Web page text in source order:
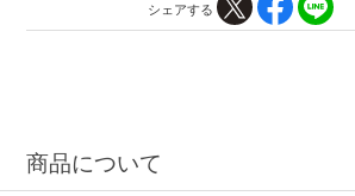
シェアする
商品について